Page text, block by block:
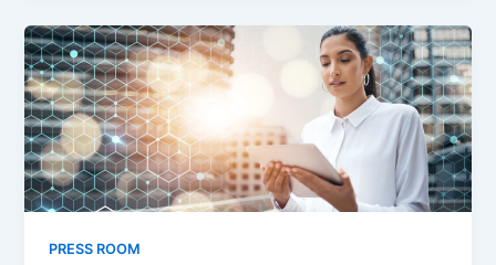
PRESS ROOM